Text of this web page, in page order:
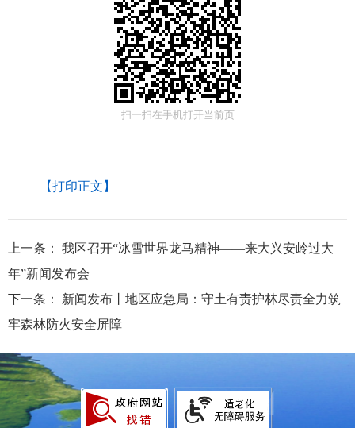
扫一扫在手机打开当前页
【打印正文】
上一条：
我区召开“冰雪世界龙马精神——来大兴安岭过大
年”新闻发布会
下一条：
新闻发布丨地区应急局：守土有责护林尽责全力筑
牢森林防火安全屏障